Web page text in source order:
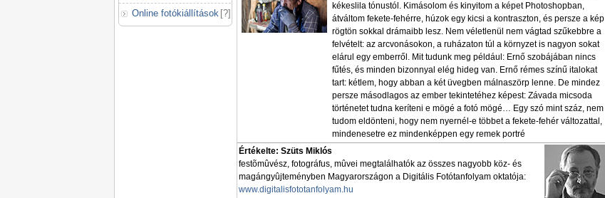
Online fotókiállítások [?]
kékeslila tónustól. Kimásolom és kinyitom a képet Photoshopban,
átváltom fekete-fehérre, húzok egy kicsi a kontraszton, és persze a kép
rögtön sokkal drámaibb lesz. Nem véletlenül nem vágtad szűkebbre a
felvételt: az arcvonásokon, a ruházaton túl a környzet is nagyon sokat
elárul egy emberről. Mit tudunk meg például: Ernő szobájában nincs
fűtés, és minden bizonnyal elég hideg van. Ernő rémes színű italokat
tart: kétlem, hogy abban a két üvegben málnaszörp lenne. De mindez
persze másodlagos az ember tekintetéhez képest: Závada micsoda
történetet tudna keríteni e mögé a fotó mögé… Egy szó mint száz, nem
tudom eldönteni, hogy nem nyernél-e többet a fekete-fehér változattal,
mindenesetre ez mindenképpen egy remek portré
Értékelte: Szüts Miklós
festõmûvész, fotográfus, mûvei megtalálhatók az összes nagyobb köz- és
magángyûjteményben Magyarországon a Digitális Fotótanfolyam oktatója:
www.digitalisfototanfolyam.hu